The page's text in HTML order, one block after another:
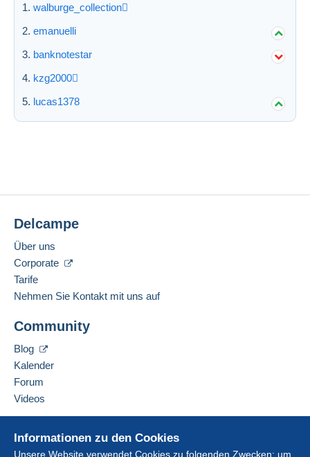
walburge_collection
emanuelli
banknotestar
kzg2000
lucas1378
Informationen zu den Cookies
Unsere Website verwendet Cookies zu folgenden Zwecken: um
Delcampe
Über uns
Corporate
Tarife
Nehmen Sie Kontakt mit uns auf
Community
Blog
Kalender
Forum
Videos
Online-Hilfe